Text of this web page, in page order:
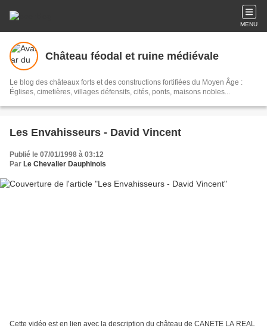
MENU
Château féodal et ruine médiévale
Le blog des châteaux forts et des constructions fortifiées du Moyen Âge :
Églises, cimetières, villages défensifs, cités, ponts, maisons nobles...
Les Envahisseurs - David Vincent
Publié le 07/01/1998 à 03:12
Par Le Chevalier Dauphinois
Cette vidéo est en lien avec la description du château de CANETE LA REAL